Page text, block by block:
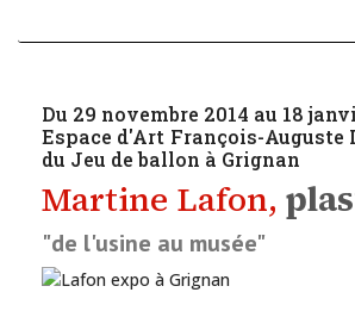
Du 29 novembre 2014 au 18
Espace d'Art François-Auguste
du Jeu de ballon à Grignan
Martine Lafon,
"de l'usine au musée"